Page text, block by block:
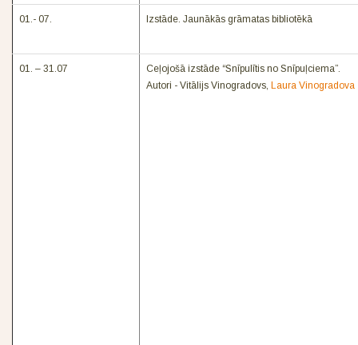
01.- 07. Izstāde. Jaunākās grāmatas bibliotēkā
01. – 31.07
Ceļojošā izstāde “Snīpulītis no Snīpuļciema”.
Autori - Vitālijs Vinogradovs, Laura Vinogradova